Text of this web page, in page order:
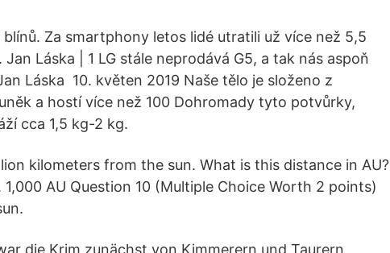
blínů. Za smartphony letos lidé utratili už více než 5,5
Jan Láska | 1 LG stále neprodává G5, a tak nás aspoň
Láska 10. květen 2019 Naše tělo je složeno z
a hostí více než 100 Dohromady tyto potvůrky,
cca 1,5 kg-2 kg.
kilometers from the sun. What is this distance in AU?
1,000 AU Question 10 (Multiple Choice Worth 2 points)
die Krim zunächst von Kimmerern und Taurern